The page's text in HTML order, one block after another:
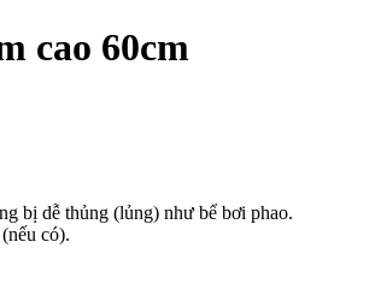
cao 60cm
bị dễ thủng (lủng) như bể bơi phao.
có).